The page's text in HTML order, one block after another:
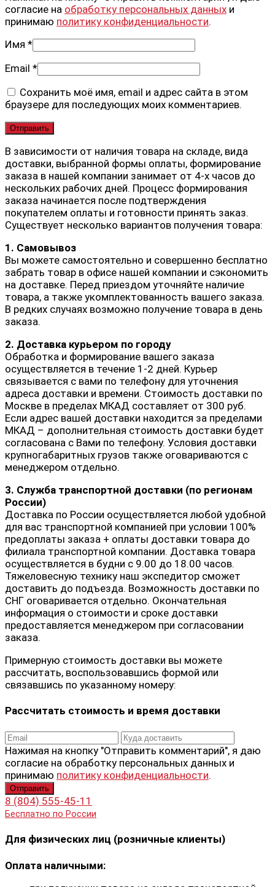
согласие на обработку персональных данных и
принимаю политику конфиденциальности.
Имя *
Email *
Сохранить моё имя, email и адрес сайта в этом
браузере для последующих моих комментариев.
В зависимости от наличия товара на складе, вида
доставки, выбранной формы оплаты, формирование
заказа в нашей компании занимает от 4-х часов до
нескольких рабочих дней. Процесс формирования
заказа начинается после подтверждения
покупателем оплаты и готовности принять заказ.
Существует несколько вариантов получения товара:
1. Самовывоз
Вы можете самостоятельно и совершенно бесплатно
забрать товар в офисе нашей компании и сэкономить
на доставке. Перед приездом уточняйте наличие
товара, а также укомплектованность вашего заказа.
В редких случаях возможно получение товара в день
заказа.
2. Доставка курьером по городу
Обработка и формирование вашего заказа
осуществляется в течение 1-2 дней. Курьер
связывается с вами по телефону для уточнения
адреса доставки и времени. Стоимость доставки по
Москве в пределах МКАД составляет от 300 руб.
Если адрес вашей доставки находится за пределами
МКАД – дополнительная стоимость доставки будет
согласована с Вами по телефону. Условия доставки
крупногабаритных грузов также оговариваются с
менеджером отдельно.
3. Служба транспортной доставки (по регионам
России)
Доставка по России осуществляется любой удобной
для вас транспортной компанией при условии 100%
предоплаты заказа + оплаты доставки товара до
филиала транспортной компании. Доставка товара
осуществляется в будни с 9.00 до 18.00 часов.
Тяжеловесную технику наш экспедитор сможет
доставить до подъезда. Возможность доставки по
СНГ оговаривается отдельно. Окончательная
информация о стоимости и сроке доставки
предоставляется менеджером при согласовании
заказа.
Примерную стоимость доставки вы можете
рассчитать, воспользовавшись формой или
связавшись по указанному номеру:
Рассчитать стоимость и время доставки
Нажимая на кнопку "Отправить комментарий", я даю
согласие на обработку персональных данных и
принимаю политику конфиденциальности.
8 (804) 555-45-11
Бесплатно по России
Для физических лиц (розничные клиенты)
Оплата наличными: